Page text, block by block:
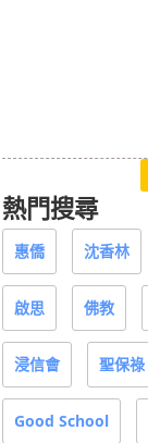
熱門搜尋
惠僑 沈香林
啟思 佛教
浸信會 聖保祿
Good School